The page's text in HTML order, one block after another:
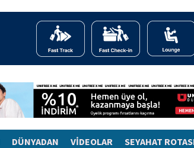
DÜNYADAN VİDEOLAR SEYAHAT